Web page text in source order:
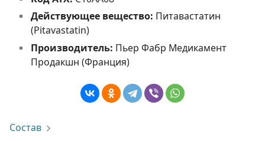
Действующее вещество: Питавастатин
(Pitavastatin)
Производитель: Пьер Фабр Медикамент
Продакшн (Франция)
Состав